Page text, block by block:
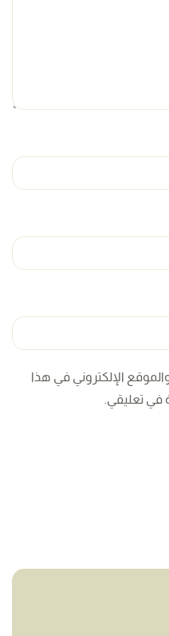
الإلكتروني في هذا
في تعليقي.